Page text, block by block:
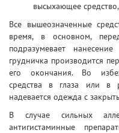
высыхающее
Все вышеозначенные
время, в основном,
подразумевает
грудничка производится
его окончания. Во
средства в глаза или в
надевается одежда с
В случае сильных
антигистаминные